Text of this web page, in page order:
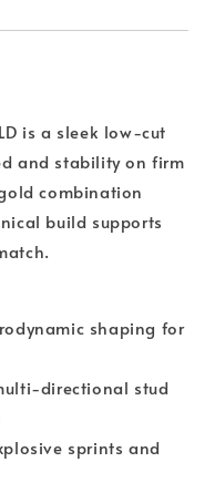
is a sleek low-cut
and stability on firm
combination
build supports
shaping for
directional stud
sprints and